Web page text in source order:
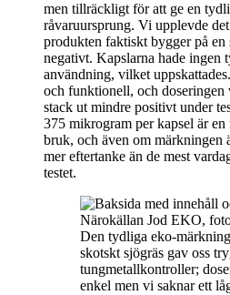
men tillräckligt för att ge en
råvaruursprung. Vi upplevde
produkten faktiskt bygger på en
negativt. Kapslarna hade ingen
användning, vilket
och funktionell, och doseringen
stack ut mindre positivt under
375 mikrogram per kapsel är
bruk, och även om
mer eftertanke än de mest
testet.
Den tydliga eko-
skotskt sjögräs gav oss
tungmetallkontroller;
enkel men vi saknar ett